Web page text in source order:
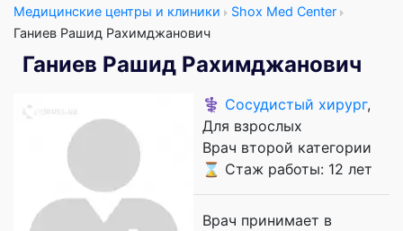
Медицинские центры и клиники
Shox Med Center
Ганиев Рашид Рахимджанович
Ганиев Рашид Рахимджанович
⚕️ Сосудистый хирург,
Для взрослых
Врач второй категории
⌛ Стаж работы: 12 лет
Врач принимает в